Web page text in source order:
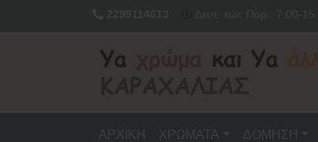
ΑΡΧΙΚΗ ΧΡΩΜΑΤΑ ΔΟΜΗΣΗ